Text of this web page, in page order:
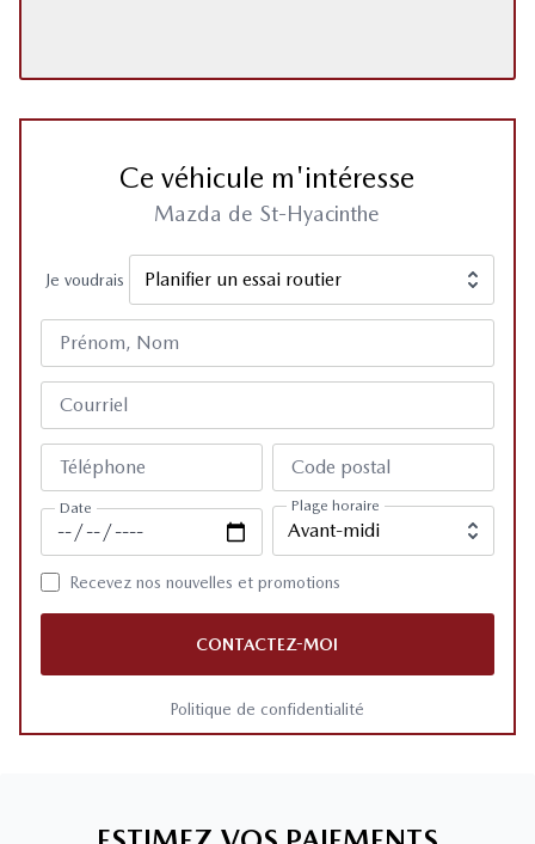
Ce véhicule m'intéresse
Mazda de St-Hyacinthe
Je voudrais
Prénom, Nom
Courriel
Téléphone Code postal
Date Plage horaire
Recevez nos nouvelles et promotions
CONTACTEZ-MOI
Politique de confidentialité